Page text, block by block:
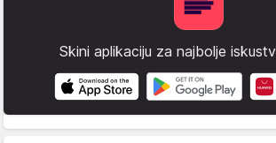
Skini aplikaciju za najbolje